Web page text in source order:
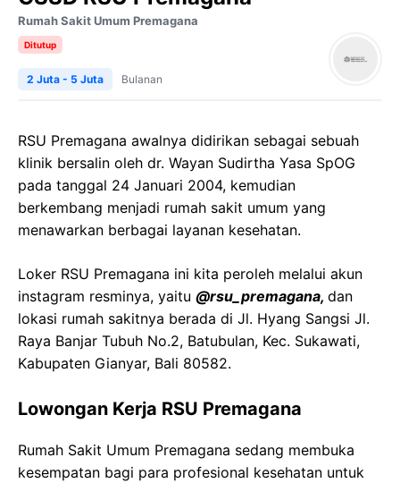
Rumah Sakit Umum Premagana
Ditutup
2 Juta - 5 Juta Bulanan
RSU Premagana awalnya didirikan sebagai sebuah
klinik bersalin oleh dr. Wayan Sudirtha Yasa SpOG
pada tanggal 24 Januari 2004, kemudian
berkembang menjadi rumah sakit umum yang
menawarkan berbagai layanan kesehatan.
Loker RSU Premagana ini kita peroleh melalui akun
instagram resminya, yaitu @rsu_premagana, dan
lokasi rumah sakitnya berada di Jl. Hyang Sangsi Jl.
Raya Banjar Tubuh No.2, Batubulan, Kec. Sukawati,
Kabupaten Gianyar, Bali 80582.
Lowongan Kerja RSU Premagana
Rumah Sakit Umum Premagana sedang membuka
kesempatan bagi para profesional kesehatan untuk